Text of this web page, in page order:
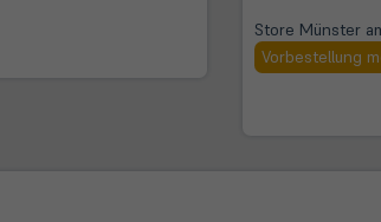
Store Münster
Vorbestellung